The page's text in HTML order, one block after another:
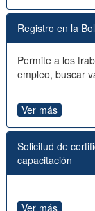
Registro en la
Permite a los
empleo, buscar
Ver más
Solicitud de
capacitación
Ver más